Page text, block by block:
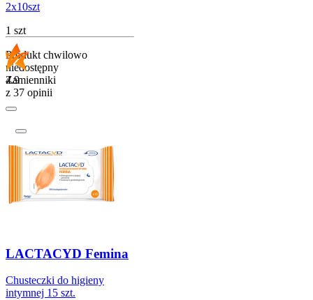
2x10szt
1 szt
Produkt chwilowo
niedostępny
Zamienniki
4.9
z 37 opinii
LACTACYD Femina
Chusteczki do higieny
intymnej 15 szt.